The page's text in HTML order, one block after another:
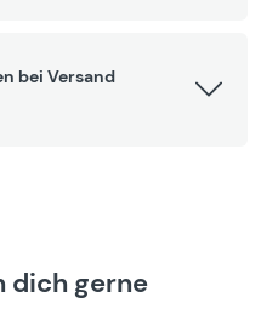
bei Versand
dich gerne